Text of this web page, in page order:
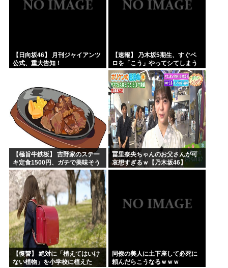
【日向坂46】 月刊ジャイアンツ
公式、重大告知！
【速報】 乃木坂5期生、すぐベ
ロを「こう」やってシてしまう
ｗｗｗｗｗｗ
【極旨牛鉄板】 吉野家のステー
キ定食1500円、ガチで美味そう
ｗｗｗ
冨里奈央ちゃんのお父さんが可
哀想すぎるｗ【乃木坂46】
【復讐】 絶対に「植えてはいけ
ない植物」を小学校に植えた
同僚の美人に土下座して必死に
頼んだらこうなるｗｗｗ